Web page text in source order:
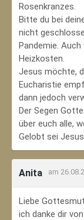
Rosenkranzes.
Bitte du bei
nicht
Pandemie.
Heizkosten.
Jesus möchte,
Eucharistie
dann jedoch
Der Segen
über euch alle,
Gelobt sei
Anita am
Liebe
ich danke dir